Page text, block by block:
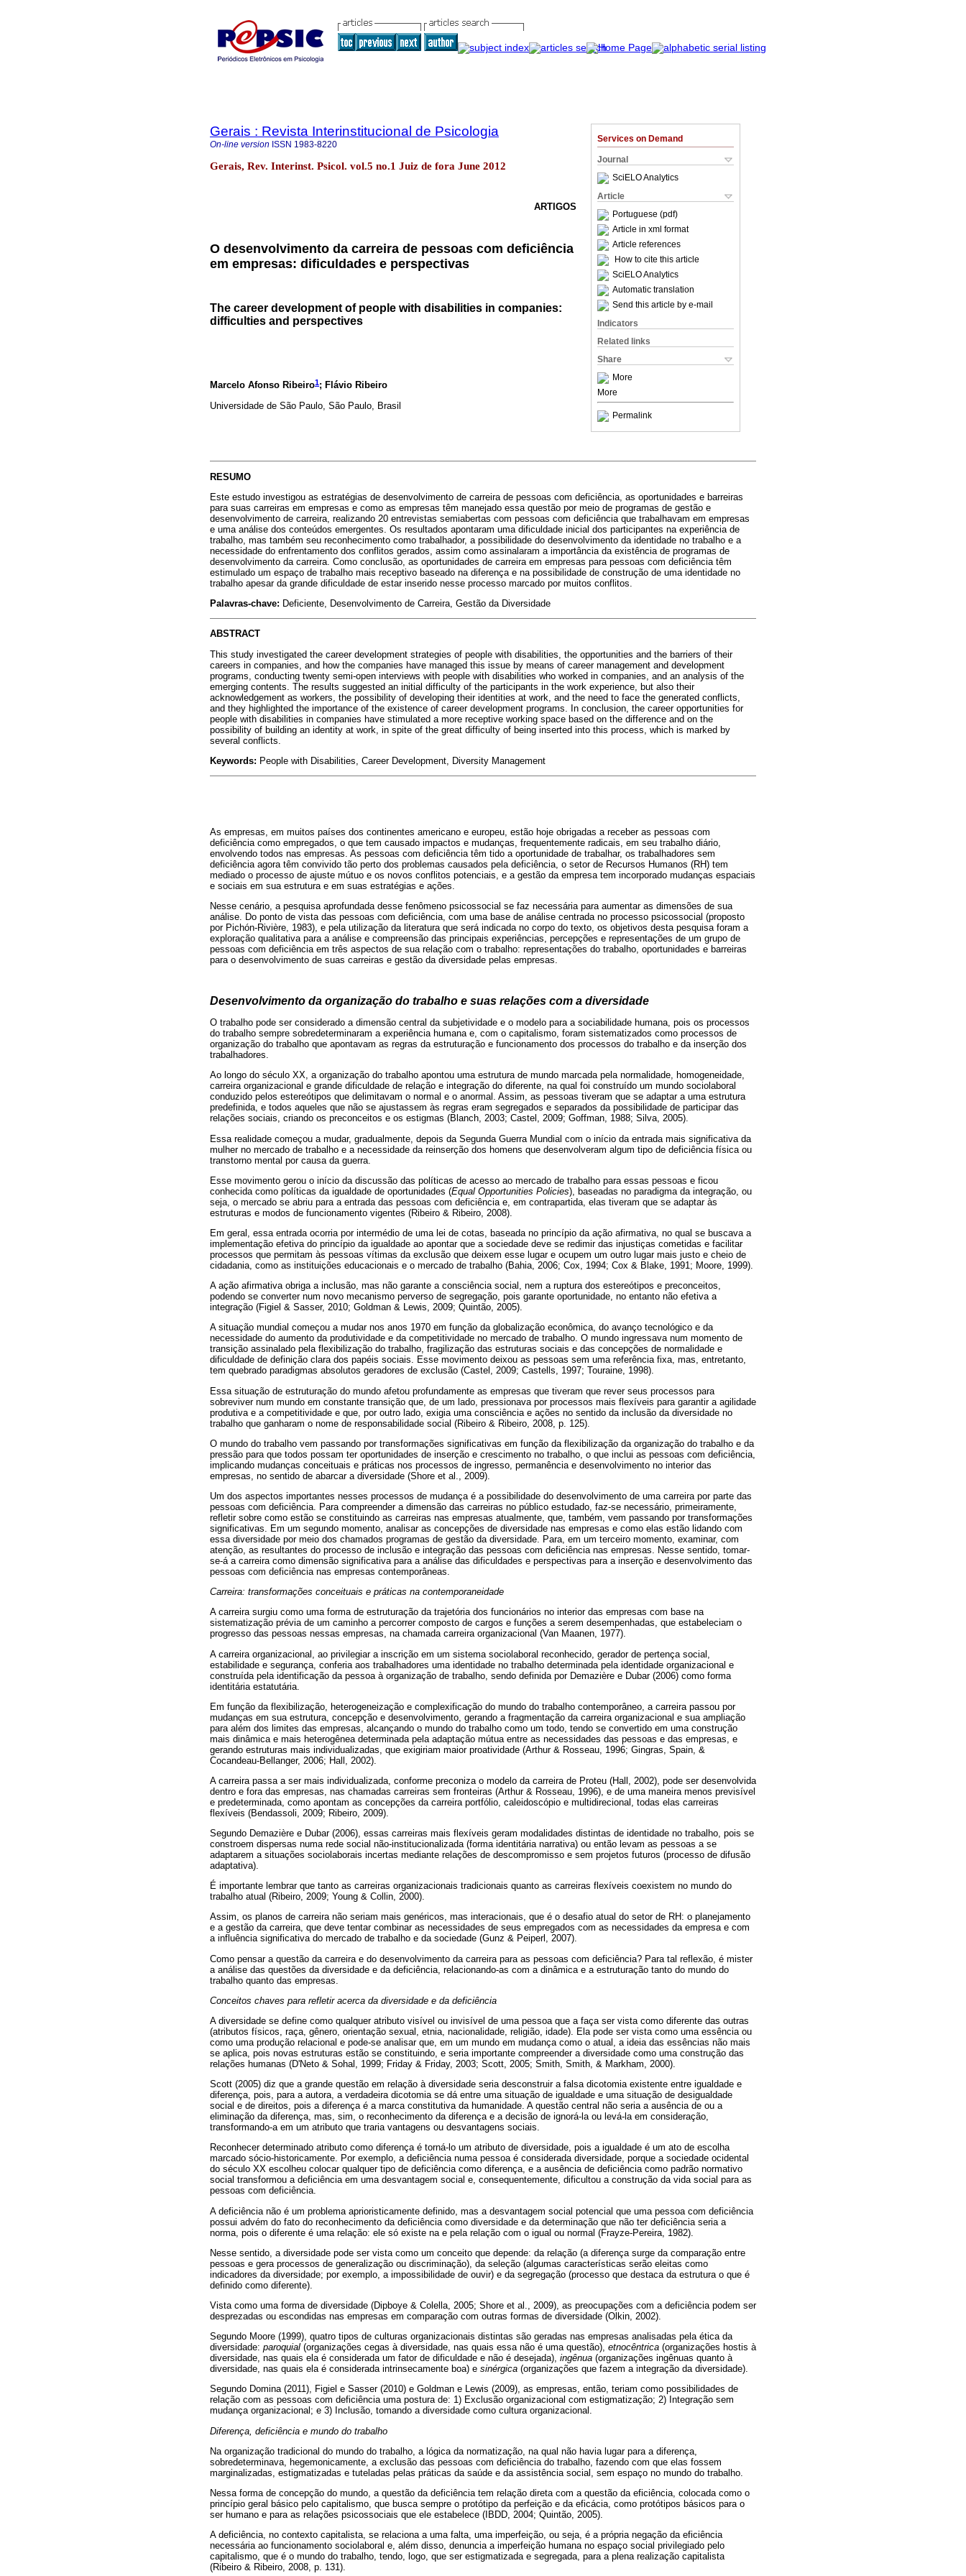
Services on Demand
Journal
SciELO Analytics
Article
Portuguese (pdf)
Article in xml format
Article references
How to cite this article
SciELO Analytics
Automatic translation
Send this article by e-mail
Indicators
Related links
Share
More
More
Permalink
Gerais : Revista Interinstitucional de Psicologia
On-line version ISSN 1983-8220
Gerais, Rev. Interinst. Psicol. vol.5 no.1 Juiz de fora June 2012
ARTIGOS
O desenvolvimento da carreira de pessoas com deficiência
em empresas: dificuldades e perspectivas
The career development of people with disabilities in companies:
difficulties and perspectives
Marcelo Afonso Ribeiro1; Flávio Ribeiro
Universidade de São Paulo, São Paulo, Brasil
RESUMO
Este estudo investigou as estratégias de desenvolvimento de carreira de pessoas com deficiência, as oportunidades e barreiras
para suas carreiras em empresas e como as empresas têm manejado essa questão por meio de programas de gestão e
desenvolvimento de carreira, realizando 20 entrevistas semiabertas com pessoas com deficiência que trabalhavam em empresas
e uma análise dos conteúdos emergentes. Os resultados apontaram uma dificuldade inicial dos participantes na experiência de
trabalho, mas também seu reconhecimento como trabalhador, a possibilidade do desenvolvimento da identidade no trabalho e a
necessidade do enfrentamento dos conflitos gerados, assim como assinalaram a importância da existência de programas de
desenvolvimento da carreira. Como conclusão, as oportunidades de carreira em empresas para pessoas com deficiência têm
estimulado um espaço de trabalho mais receptivo baseado na diferença e na possibilidade de construção de uma identidade no
trabalho apesar da grande dificuldade de estar inserido nesse processo marcado por muitos conflitos.
Palavras-chave: Deficiente, Desenvolvimento de Carreira, Gestão da Diversidade
ABSTRACT
This study investigated the career development strategies of people with disabilities, the opportunities and the barriers of their
careers in companies, and how the companies have managed this issue by means of career management and development
programs, conducting twenty semi-open interviews with people with disabilities who worked in companies, and an analysis of the
emerging contents. The results suggested an initial difficulty of the participants in the work experience, but also their
acknowledgement as workers, the possibility of developing their identities at work, and the need to face the generated conflicts,
and they highlighted the importance of the existence of career development programs. In conclusion, the career opportunities for
people with disabilities in companies have stimulated a more receptive working space based on the difference and on the
possibility of building an identity at work, in spite of the great difficulty of being inserted into this process, which is marked by
several conflicts.
Keywords: People with Disabilities, Career Development, Diversity Management
As empresas, em muitos países dos continentes americano e europeu, estão hoje obrigadas a receber as pessoas com
deficiência como empregados, o que tem causado impactos e mudanças, frequentemente radicais, em seu trabalho diário,
envolvendo todos nas empresas. As pessoas com deficiência têm tido a oportunidade de trabalhar, os trabalhadores sem
deficiência agora têm convivido tão perto dos problemas causados pela deficiência, o setor de Recursos Humanos (RH) tem
mediado o processo de ajuste mútuo e os novos conflitos potenciais, e a gestão da empresa tem incorporado mudanças espaciais
e sociais em sua estrutura e em suas estratégias e ações.
Nesse cenário, a pesquisa aprofundada desse fenômeno psicossocial se faz necessária para aumentar as dimensões de sua
análise. Do ponto de vista das pessoas com deficiência, com uma base de análise centrada no processo psicossocial (proposto
por Pichón-Rivière, 1983), e pela utilização da literatura que será indicada no corpo do texto, os objetivos desta pesquisa foram a
exploração qualitativa para a análise e compreensão das principais experiências, percepções e representações de um grupo de
pessoas com deficiência em três aspectos de sua relação com o trabalho: representações do trabalho, oportunidades e barreiras
para o desenvolvimento de suas carreiras e gestão da diversidade pelas empresas.
Desenvolvimento da organização do trabalho e suas relações com a diversidade
O trabalho pode ser considerado a dimensão central da subjetividade e o modelo para a sociabilidade humana, pois os processos
do trabalho sempre sobredeterminaram a experiência humana e, com o capitalismo, foram sistematizados como processos de
organização do trabalho que apontavam as regras da estruturação e funcionamento dos processos do trabalho e da inserção dos
trabalhadores.
Ao longo do século XX, a organização do trabalho apontou uma estrutura de mundo marcada pela normalidade, homogeneidade,
carreira organizacional e grande dificuldade de relação e integração do diferente, na qual foi construído um mundo sociolaboral
conduzido pelos estereótipos que delimitavam o normal e o anormal. Assim, as pessoas tiveram que se adaptar a uma estrutura
predefinida, e todos aqueles que não se ajustassem às regras eram segregados e separados da possibilidade de participar das
relações sociais, criando os preconceitos e os estigmas (Blanch, 2003; Castel, 2009; Goffman, 1988; Silva, 2005).
Essa realidade começou a mudar, gradualmente, depois da Segunda Guerra Mundial com o início da entrada mais significativa da
mulher no mercado de trabalho e a necessidade da reinserção dos homens que desenvolveram algum tipo de deficiência física ou
transtorno mental por causa da guerra.
Esse movimento gerou o início da discussão das políticas de acesso ao mercado de trabalho para essas pessoas e ficou
conhecida como políticas da igualdade de oportunidades (Equal Opportunities Policies), baseadas no paradigma da integração, ou
seja, o mercado se abriu para a entrada das pessoas com deficiência e, em contrapartida, elas tiveram que se adaptar às
estruturas e modos de funcionamento vigentes (Ribeiro & Ribeiro, 2008).
Em geral, essa entrada ocorria por intermédio de uma lei de cotas, baseada no princípio da ação afirmativa, no qual se buscava a
implementação efetiva do princípio da igualdade ao apontar que a sociedade deve se redimir das injustiças cometidas e facilitar
processos que permitam às pessoas vítimas da exclusão que deixem esse lugar e ocupem um outro lugar mais justo e cheio de
cidadania, como as instituições educacionais e o mercado de trabalho (Bahia, 2006; Cox, 1994; Cox & Blake, 1991; Moore, 1999).
A ação afirmativa obriga a inclusão, mas não garante a consciência social, nem a ruptura dos estereótipos e preconceitos,
podendo se converter num novo mecanismo perverso de segregação, pois garante oportunidade, no entanto não efetiva a
integração (Figiel & Sasser, 2010; Goldman & Lewis, 2009; Quintão, 2005).
A situação mundial começou a mudar nos anos 1970 em função da globalização econômica, do avanço tecnológico e da
necessidade do aumento da produtividade e da competitividade no mercado de trabalho. O mundo ingressava num momento de
transição assinalado pela flexibilização do trabalho, fragilização das estruturas sociais e das concepções de normalidade e
dificuldade de definição clara dos papéis sociais. Esse movimento deixou as pessoas sem uma referência fixa, mas, entretanto,
tem quebrado paradigmas absolutos geradores de exclusão (Castel, 2009; Castells, 1997; Touraine, 1998).
Essa situação de estruturação do mundo afetou profundamente as empresas que tiveram que rever seus processos para
sobreviver num mundo em constante transição que, de um lado, pressionava por processos mais flexíveis para garantir a agilidade
produtiva e a competitividade e que, por outro lado, exigia uma consciência e ações no sentido da inclusão da diversidade no
trabalho que ganharam o nome de responsabilidade social (Ribeiro & Ribeiro, 2008, p. 125).
O mundo do trabalho vem passando por transformações significativas em função da flexibilização da organização do trabalho e da
pressão para que todos possam ter oportunidades de inserção e crescimento no trabalho, o que inclui as pessoas com deficiência,
implicando mudanças conceituais e práticas nos processos de ingresso, permanência e desenvolvimento no interior das
empresas, no sentido de abarcar a diversidade (Shore et al., 2009).
Um dos aspectos importantes nesses processos de mudança é a possibilidade do desenvolvimento de uma carreira por parte das
pessoas com deficiência. Para compreender a dimensão das carreiras no público estudado, faz-se necessário, primeiramente,
refletir sobre como estão se constituindo as carreiras nas empresas atualmente, que, também, vem passando por transformações
significativas. Em um segundo momento, analisar as concepções de diversidade nas empresas e como elas estão lidando com
essa diversidade por meio dos chamados programas de gestão da diversidade. Para, em um terceiro momento, examinar, com
atenção, as resultantes do processo de inclusão e integração das pessoas com deficiência nas empresas. Nesse sentido, tomar-
se-á a carreira como dimensão significativa para a análise das dificuldades e perspectivas para a inserção e desenvolvimento das
pessoas com deficiência nas empresas contemporâneas.
Carreira: transformações conceituais e práticas na contemporaneidade
A carreira surgiu como uma forma de estruturação da trajetória dos funcionários no interior das empresas com base na
sistematização prévia de um caminho a percorrer composto de cargos e funções a serem desempenhadas, que estabeleciam o
progresso das pessoas nessas empresas, na chamada carreira organizacional (Van Maanen, 1977).
A carreira organizacional, ao privilegiar a inscrição em um sistema sociolaboral reconhecido, gerador de pertença social,
estabilidade e segurança, conferia aos trabalhadores uma identidade no trabalho determinada pela identidade organizacional e
construída pela identificação da pessoa à organização de trabalho, sendo definida por Demazière e Dubar (2006) como forma
identitária estatutária.
Em função da flexibilização, heterogeneização e complexificação do mundo do trabalho contemporâneo, a carreira passou por
mudanças em sua estrutura, concepção e desenvolvimento, gerando a fragmentação da carreira organizacional e sua ampliação
para além dos limites das empresas, alcançando o mundo do trabalho como um todo, tendo se convertido em uma construção
mais dinâmica e mais heterogênea determinada pela adaptação mútua entre as necessidades das pessoas e das empresas, e
gerando estruturas mais individualizadas, que exigiriam maior proatividade (Arthur & Rosseau, 1996; Gingras, Spain, &
Cocandeau-Bellanger, 2006; Hall, 2002).
A carreira passa a ser mais individualizada, conforme preconiza o modelo da carreira de Proteu (Hall, 2002), pode ser desenvolvida
dentro e fora das empresas, nas chamadas carreiras sem fronteiras (Arthur & Rosseau, 1996), e de uma maneira menos previsível
e predeterminada, como apontam as concepções da carreira portfólio, caleidoscópio e multidirecional, todas elas carreiras
flexíveis (Bendassoli, 2009; Ribeiro, 2009).
Segundo Demazière e Dubar (2006), essas carreiras mais flexíveis geram modalidades distintas de identidade no trabalho, pois se
constroem dispersas numa rede social não-institucionalizada (forma identitária narrativa) ou então levam as pessoas a se
adaptarem a situações sociolaborais incertas mediante relações de descompromisso e sem projetos futuros (processo de difusão
adaptativa).
É importante lembrar que tanto as carreiras organizacionais tradicionais quanto as carreiras flexíveis coexistem no mundo do
trabalho atual (Ribeiro, 2009; Young & Collin, 2000).
Assim, os planos de carreira não seriam mais genéricos, mas interacionais, que é o desafio atual do setor de RH: o planejamento
e a gestão da carreira, que deve tentar combinar as necessidades de seus empregados com as necessidades da empresa e com
a influência significativa do mercado de trabalho e da sociedade (Gunz & Peiperl, 2007).
Como pensar a questão da carreira e do desenvolvimento da carreira para as pessoas com deficiência? Para tal reflexão, é mister
a análise das questões da diversidade e da deficiência, relacionando-as com a dinâmica e a estruturação tanto do mundo do
trabalho quanto das empresas.
Conceitos chaves para refletir acerca da diversidade e da deficiência
A diversidade se define como qualquer atributo visível ou invisível de uma pessoa que a faça ser vista como diferente das outras
(atributos físicos, raça, gênero, orientação sexual, etnia, nacionalidade, religião, idade). Ela pode ser vista como uma essência ou
como uma produção relacional e pode-se analisar que, em um mundo em mudança como o atual, a ideia das essências não mais
se aplica, pois novas estruturas estão se constituindo, e seria importante compreender a diversidade como uma construção das
relações humanas (D'Neto & Sohal, 1999; Friday & Friday, 2003; Scott, 2005; Smith, Smith, & Markham, 2000).
Scott (2005) diz que a grande questão em relação à diversidade seria desconstruir a falsa dicotomia existente entre igualdade e
diferença, pois, para a autora, a verdadeira dicotomia se dá entre uma situação de igualdade e uma situação de desigualdade
social e de direitos, pois a diferença é a marca constitutiva da humanidade. A questão central não seria a ausência de ou a
eliminação da diferença, mas, sim, o reconhecimento da diferença e a decisão de ignorá-la ou levá-la em consideração,
transformando-a em um atributo que traria vantagens ou desvantagens sociais.
Reconhecer determinado atributo como diferença é torná-lo um atributo de diversidade, pois a igualdade é um ato de escolha
marcado sócio-historicamente. Por exemplo, a deficiência numa pessoa é considerada diversidade, porque a sociedade ocidental
do século XX escolheu colocar qualquer tipo de deficiência como diferença, e a ausência de deficiência como padrão normativo
social transformou a deficiência em uma desvantagem social e, consequentemente, dificultou a construção da vida social para as
pessoas com deficiência.
A deficiência não é um problema aprioristicamente definido, mas a desvantagem social potencial que uma pessoa com deficiência
possui advém do fato do reconhecimento da deficiência como diversidade e da determinação que não ter deficiência seria a
norma, pois o diferente é uma relação: ele só existe na e pela relação com o igual ou normal (Frayze-Pereira, 1982).
Nesse sentido, a diversidade pode ser vista como um conceito que depende: da relação (a diferença surge da comparação entre
pessoas e gera processos de generalização ou discriminação), da seleção (algumas características serão eleitas como
indicadores da diversidade; por exemplo, a impossibilidade de ouvir) e da segregação (processo que destaca da estrutura o que é
definido como diferente).
Vista como uma forma de diversidade (Dipboye & Colella, 2005; Shore et al., 2009), as preocupações com a deficiência podem ser
desprezadas ou escondidas nas empresas em comparação com outras formas de diversidade (Olkin, 2002).
Segundo Moore (1999), quatro tipos de culturas organizacionais distintas são geradas nas empresas analisadas pela ética da
diversidade: paroquial (organizações cegas à diversidade, nas quais essa não é uma questão), etnocêntrica (organizações hostis à
diversidade, nas quais ela é considerada um fator de dificuldade e não é desejada), ingênua (organizações ingênuas quanto à
diversidade, nas quais ela é considerada intrinsecamente boa) e sinérgica (organizações que fazem a integração da diversidade).
Segundo Domina (2011), Figiel e Sasser (2010) e Goldman e Lewis (2009), as empresas, então, teriam como possibilidades de
relação com as pessoas com deficiência uma postura de: 1) Exclusão organizacional com estigmatização; 2) Integração sem
mudança organizacional; e 3) Inclusão, tomando a diversidade como cultura organizacional.
Diferença, deficiência e mundo do trabalho
Na organização tradicional do mundo do trabalho, a lógica da normatização, na qual não havia lugar para a diferença,
sobredeterminava, hegemonicamente, a exclusão das pessoas com deficiência do trabalho, fazendo com que elas fossem
marginalizadas, estigmatizadas e tuteladas pelas práticas da saúde e da assistência social, sem espaço no mundo do trabalho.
Nessa forma de concepção do mundo, a questão da deficiência tem relação direta com a questão da eficiência, colocada como o
princípio geral básico pelo capitalismo, que busca sempre o protótipo da perfeição e da eficácia, como protótipos básicos para o
ser humano e para as relações psicossociais que ele estabelece (IBDD, 2004; Quintão, 2005).
A deficiência, no contexto capitalista, se relaciona a uma falta, uma imperfeição, ou seja, é a própria negação da eficiência
necessária ao funcionamento sociolaboral e, além disso, denuncia a imperfeição humana no espaço social privilegiado pelo
capitalismo, que é o mundo do trabalho, tendo, logo, que ser estigmatizada e segregada, para a plena realização capitalista
(Ribeiro & Ribeiro, 2008, p. 131).